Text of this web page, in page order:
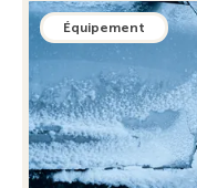
Équipement